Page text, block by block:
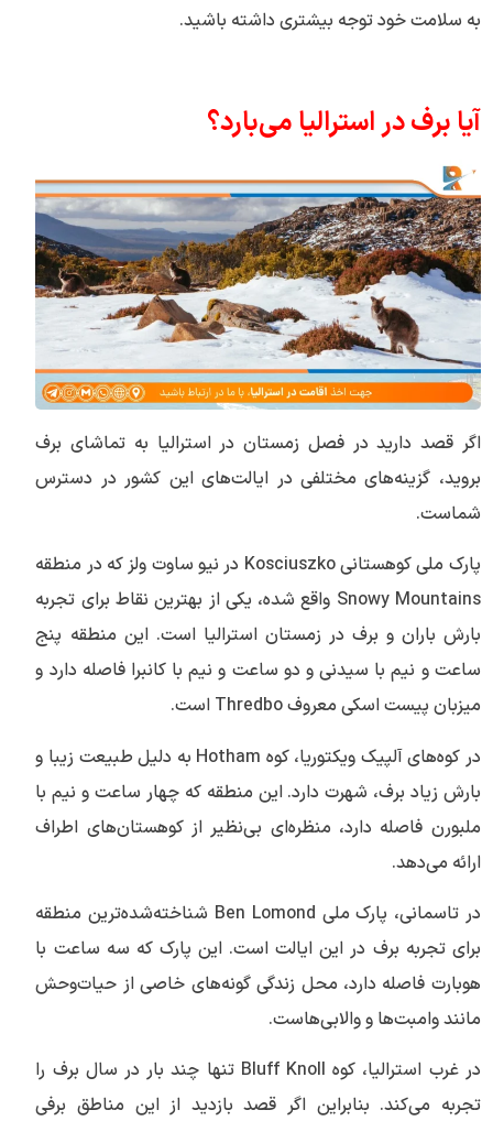
به سلامت خود توجه بیشتری داشته باشید.
آیا برف در استرالیا می‌بارد؟
اگر قصد دارید در فصل زمستان در استرالیا به تماشای برف
بروید، گزینه‌های مختلفی در ایالت‌های این کشور در دسترس
شماست.
پارک ملی کوهستانی Kosciuszko در نیو ساوت ولز که در منطقه
Snowy Mountains واقع شده، یکی از بهترین نقاط برای تجربه
بارش باران و برف در زمستان استرالیا است. این منطقه پنج
ساعت و نیم با سیدنی و دو ساعت و نیم با کانبرا فاصله دارد و
میزبان پیست اسکی معروف Thredbo است.
در کوه‌های آلپیک ویکتوریا، کوه Hotham به دلیل طبیعت زیبا و
بارش زیاد برف، شهرت دارد. این منطقه که چهار ساعت و نیم با
ملبورن فاصله دارد، منظره‌ای بی‌نظیر از کوهستان‌های اطراف
ارائه می‌دهد.
در تاسمانی، پارک ملی Ben Lomond شناخته‌شده‌ترین منطقه
برای تجربه برف در این ایالت است. این پارک که سه ساعت با
هوبارت فاصله دارد، محل زندگی گونه‌های خاصی از حیات‌وحش
مانند وامبت‌ها و والابی‌هاست.
در غرب استرالیا، کوه Bluff Knoll تنها چند بار در سال برف را
تجربه می‌کند. بنابراین اگر قصد بازدید از این مناطق برفی